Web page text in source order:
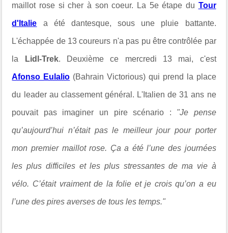
maillot rose si cher à son coeur. La 5e étape du Tour
d'Italie a été dantesque, sous une pluie battante.
L'échappée de 13 coureurs n'a pas pu être contrôlée par
la Lidl-Trek. Deuxième ce mercredi 13 mai, c'est
Afonso Eulalio (Bahrain Victorious) qui prend la place
du leader au classement général. L'Italien de 31 ans ne
pouvait pas imaginer un pire scénario : "Je pense
qu’aujourd’hui n’était pas le meilleur jour pour porter
mon premier maillot rose. Ça a été l’une des journées
les plus difficiles et les plus stressantes de ma vie à
vélo. C’était vraiment de la folie et je crois qu’on a eu
l’une des pires averses de tous les temps."